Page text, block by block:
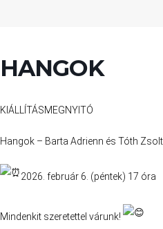
HANGOK
KIÁLLÍTÁSMEGNYITÓ
Hangok – Barta Adrienn és Tóth
2026. február 6. (péntek) 17 óra
Mindenkit szeretettel várunk!